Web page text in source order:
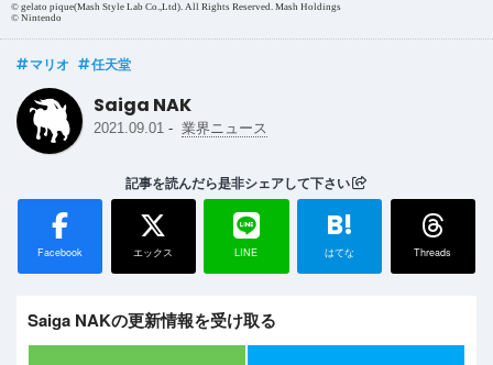
© gelato pique(Mash Style Lab Co.,Ltd). All Rights Reserved. Mash Holdings
© Nintendo
マリオ 任天堂
Saiga NAK
2021.09.01 - 業界ニュース
記事を読んだら是非シェアして下さい
Facebook エックス LINE
B!
はてな Threads
Saiga NAKの更新情報を受け取る